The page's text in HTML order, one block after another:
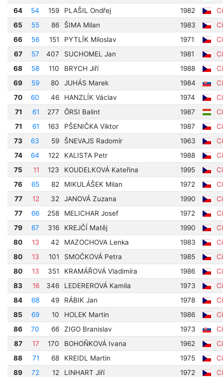
64
54 159 PLAŠIL Ondřej 1982
65
55 86 ŠIMA Milan 1983
66
56 151 PYTLÍK Miloslav 1971
67
57 407 SUCHOMEL Jan 1981
68
58 110 BRYCH Jiří 1988
69
59 80 JUHÁS Marek 1984
70
60 46 HANZLÍK Václav 1974
71
61 277 ŐRSI Balint 1987
71
61 163 PŠENIČKA Viktor 1987
73
63 59 ŠNEVAJS Radomír 1963
74
64 122 KALISTA Petr 1988
75
11 123 KOUDELKOVÁ Kateřina 1995
76
65 82 MIKULÁŠEK Milan 1972
77
12 32 JANOVÁ Zuzana 1990
77
66 258 MELICHAR Josef 1972
79
67 316 KREJČÍ Matěj 1990
80
13 42 MAZOCHOVA Lenka 1983
80
13 101 SMOČKOVÁ Petra 1985
80
13 351 KRAMÁŘOVÁ Vladimíra 1986
83
16 346 LEDEREROVÁ Kamila 1973
84
68 49 RÁBIK Jan 1978
85
69 10 HOLEK Martin 1986
86
70 66 ZIGO Branislav 1973
87
17 170 BOHOŇKOVÁ Ivana 1962
88
71 68 KREIDL Martin 1975
89
72 12 LINHART Jiří 1972